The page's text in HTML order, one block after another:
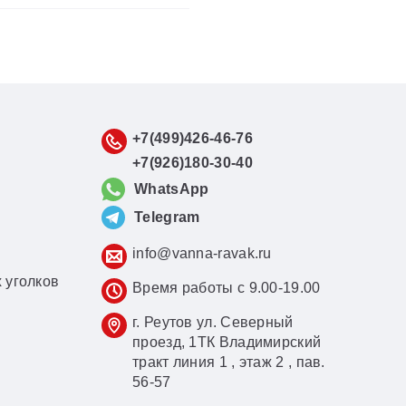
+7(499)426-46-76
+7(926)180-30-40
WhatsApp
Telegram
info@vanna-ravak.ru
Время работы с 9.00-19.00
г. Реутов ул. Северный
проезд, 1ТК Владимирский
тракт линия 1 , этаж 2 , пав.
56-57